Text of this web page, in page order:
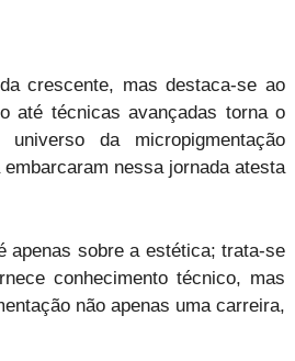
crescente, mas destaca-se ao
até técnicas avançadas torna o
da micropigmentação
nessa jornada atesta
apenas sobre a estética; trata-se
conhecimento técnico, mas
não apenas uma carreira,